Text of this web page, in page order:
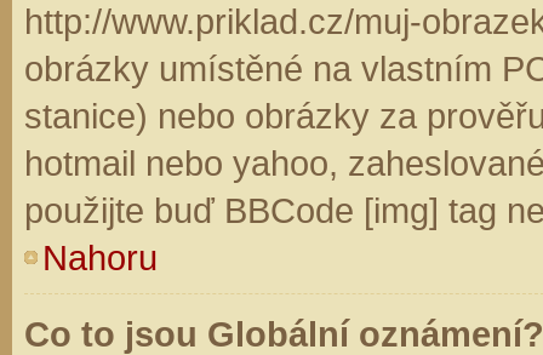
http://www.priklad.cz/muj-
obrázky umístěné na vlastním
stanice) nebo obrázky za
hotmail nebo yahoo,
použijte buď BBCode [img] tag
Nahoru
Co to jsou Globální oznámení?